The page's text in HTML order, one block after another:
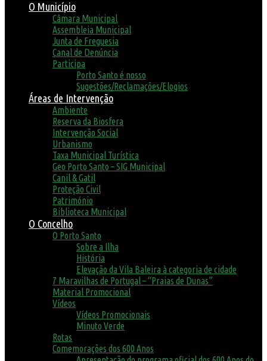
O Município
Câmara Municipal
Assembleia Municipal
Junta de Freguesia
Canal de Denúncia
Participa
Porto Santo é nosso
Sugestões/Reclamações/Elogios
Áreas de Intervenção
Ambiente
Reserva da Biosfera
Intervenção Social
Urbanismo
Taxa Municipal Turística
Geo Porto Santo – SIG Municipal
Canil & Gatil
Proteção Civil
Património
Biblioteca Municipal
O Concelho
O Porto Santo
Sobre a Ilha
História
Elevação da Vila Baleira à categoria de cidade
7 Maravilhas de Portugal – “Praias de Dunas”
Material Promocional
Vídeos
Vídeos Promocionais
Minuto Verde
Rotas
Comemorações dos 600 Anos